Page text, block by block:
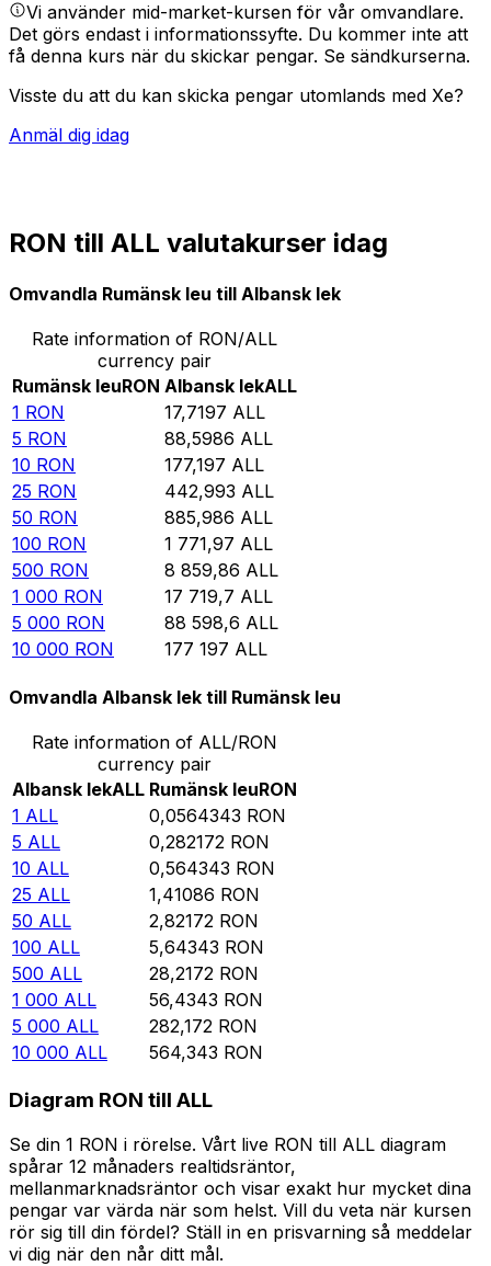
Vi använder mid-market-kursen för vår omvandlare.
Det görs endast i informationssyfte. Du kommer inte att
få denna kurs när du skickar pengar. Se sändkurserna.
Visste du att du kan skicka pengar utomlands med Xe?
Anmäl dig idag
RON till ALL valutakurser idag
Omvandla Rumänsk leu till Albansk lek
Rate information of RON/ALL
currency pair
Rumänsk leuRON Albansk lekALL
1 RON 17,7197 ALL
5 RON 88,5986 ALL
10 RON 177,197 ALL
25 RON 442,993 ALL
50 RON 885,986 ALL
100 RON 1 771,97 ALL
500 RON 8 859,86 ALL
1 000 RON 17 719,7 ALL
5 000 RON 88 598,6 ALL
10 000 RON 177 197 ALL
Omvandla Albansk lek till Rumänsk leu
Rate information of ALL/RON
currency pair
Albansk lekALL Rumänsk leuRON
1 ALL 0,0564343 RON
5 ALL 0,282172 RON
10 ALL 0,564343 RON
25 ALL 1,41086 RON
50 ALL 2,82172 RON
100 ALL 5,64343 RON
500 ALL 28,2172 RON
1 000 ALL 56,4343 RON
5 000 ALL 282,172 RON
10 000 ALL 564,343 RON
Diagram RON till ALL
Se din 1 RON i rörelse. Vårt live RON till ALL diagram
spårar 12 månaders realtidsräntor,
mellanmarknadsräntor och visar exakt hur mycket dina
pengar var värda när som helst. Vill du veta när kursen
rör sig till din fördel? Ställ in en prisvarning så meddelar
vi dig när den når ditt mål.